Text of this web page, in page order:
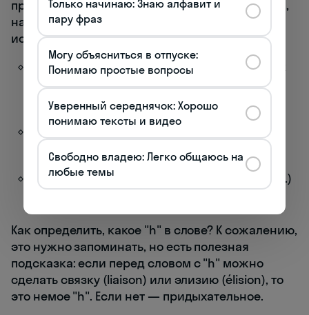
придыхательного "h" (h aspiré). Перед словами,
начинающимися с придыхательного "h",
используются обычные формы ma, ta, sa:
Ma hainepour les légumes. (Моя ненависть к
овощам.) — "haine" имеет придыхательное
Ta honte
est visible. (Твой стыд виден.) —
"honte" с придыхательным "h"
Sa hacheest affûtée. (Его/её топор заострён.)
Как определить, какое "h" в слове? К сожалению,
это нужно запоминать, но есть полезная
подсказка: если перед словом с "h" можно
сделать связку (liaison) или элизию (élision), то
это немое "h". Если нет — придыхательное.
Только начинаю: Знаю алфавит и
пару фраз
Могу объясниться в отпуске:
Понимаю простые вопросы
Уверенный середнячок: Хорошо
понимаю тексты и видео
Свободно владею: Легко общаюсь на
любые темы